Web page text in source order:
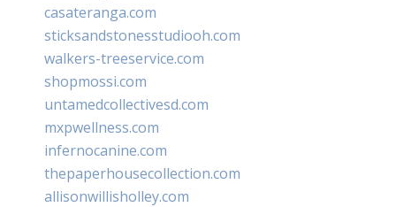
casateranga.com
sticksandstonesstudiooh.com
walkers-treeservice.com
shopmossi.com
untamedcollectivesd.com
mxpwellness.com
infernocanine.com
thepaperhousecollection.com
allisonwillisholley.com